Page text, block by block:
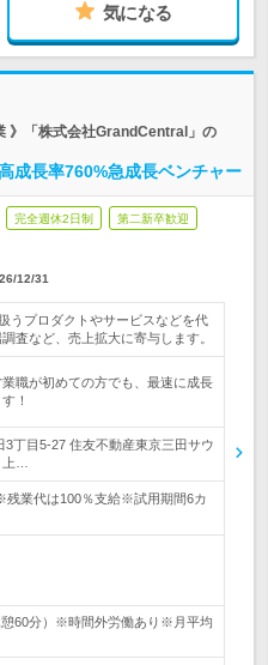
気になる
》「株式会社GrandCentral」の
成長率760%急成長ベンチャー
完全週休2日制 第二新卒歓迎
12/31
うプロダクトやサービスなどを代
査など、売上拡大に寄与します。
業職が初めての方でも、最速に成長
！
3丁目5-27 住友不動産東京三田サウ
…
残業代は100％支給※試用期間6カ
憩60分）※時間外労働あり※月平均